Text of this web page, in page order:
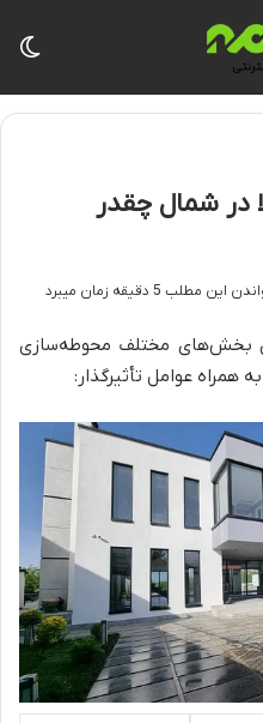
در شمال چقدر
این مطلب 5 دقیقه زمان میبرد
بخش‌های مختلف محوطه‌سازی